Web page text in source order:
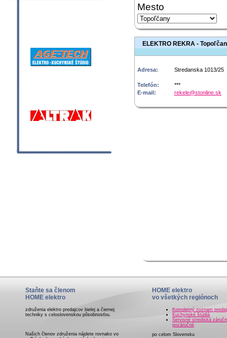
Mesto
ELEKTRO REKRA -
Adresa: Stredanska 1013/25
Telefón:
***
E-mail:
rekele@stonline.sk
Staňte sa členom
HOME elektro
združenia elektro predajcov bielej a čiernej
techniky s celoslovenskou pôsobnosťou.
Našich členov združenia nájdete rovnako vo
HOME elektro
vo všetkých regiónoch
Kompletný zoznam
Kuchynské štúdiá
Servisné strediská
pozáručné
po celom Slovensku